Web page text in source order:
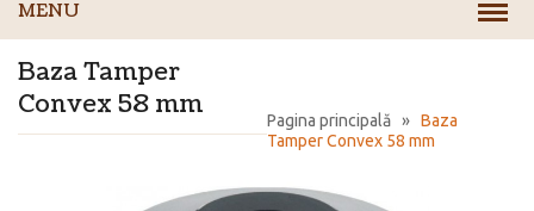
MENU
Pagina principală » Baza
Tamper Convex 58 mm
Baza Tamper
Convex 58 mm